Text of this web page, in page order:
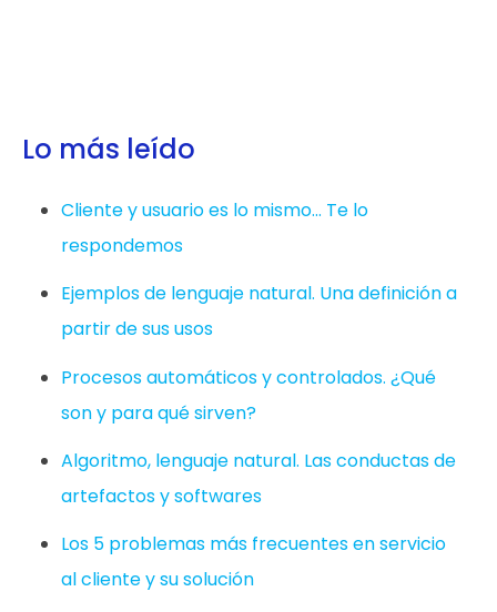
Lo más leído
Cliente y usuario es lo mismo... Te lo
respondemos
Ejemplos de lenguaje natural. Una definición a
partir de sus usos
Procesos automáticos y controlados. ¿Qué
son y para qué sirven?
Algoritmo, lenguaje natural. Las conductas de
artefactos y softwares
Los 5 problemas más frecuentes en servicio
al cliente y su solución